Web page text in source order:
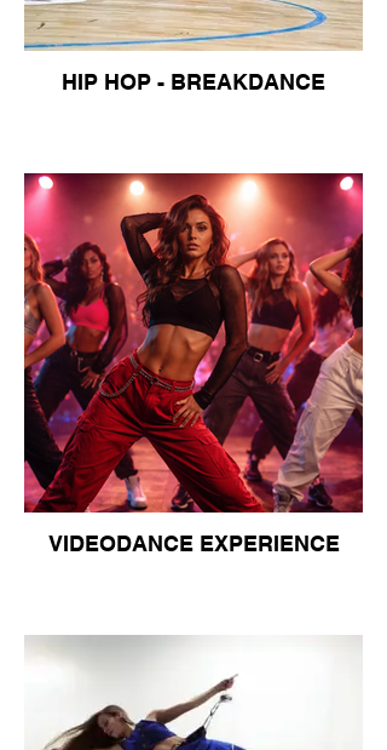
HIP HOP - BREAKDANCE
VIDEODANCE EXPERIENCE